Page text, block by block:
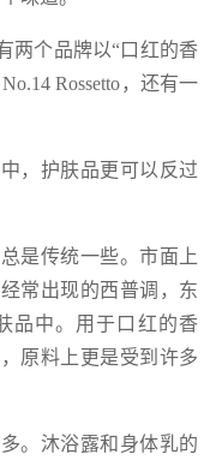
两个品牌以“口红的香
Rossetto，还有一
，护肤品更可以反过
是传统一些。市面上
常出现的西普调，东
品中。用于口红的香
原料上更是受到许多
。沐浴露和身体乳的